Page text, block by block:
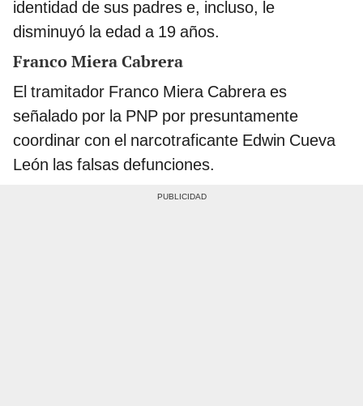
identidad de sus padres e, incluso, le
disminuyó la edad a 19 años.
Franco Miera Cabrera
El tramitador Franco Miera Cabrera es
señalado por la PNP por presuntamente
coordinar con el narcotraficante Edwin Cueva
León las falsas defunciones.